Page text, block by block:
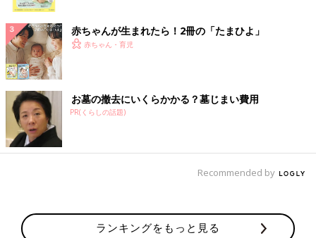
赤ちゃんが生まれたら！2冊の「たまひよ」
赤ちゃん・育児
お墓の撤去にいくらかかる？墓じまい費用
PR(くらしの話題)
Recommended by
ランキングをもっと見る